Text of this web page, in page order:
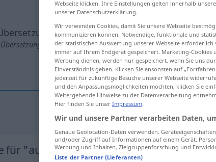
anklicken/antippen)
ausführlich
für "ausführlich"
Webseite klicken. Ihre Einstellungen gelten innerhalb
unserer Datenschutzerklärung.
Wir verwenden Cookies, damit Sie unsere Webseite
kommunizieren können. Notwendige, funktionale und
der statistischen Auswertung unserer Webseite
immer auf Ihrem Endgerät gespeichert. Marketing-
Werbung dienen, werden nur gespeichert, wenn Sie uns
Einverständnis geben. Klicken Sie ansonsten auf
jederzeit für zukünftige Besuche unserer Webseite
und den Anpassungsmöglichkeiten möchten, klicken Sie
Weitergehende Hinweise zu der Datenverarbeitung
Hier finden Sie unser Impressum.
Wir und unsere Partner verarbeiten Daten,
Genaue Geolocation-Daten verwenden.
und/oder Zugriff auf Informationen auf einem Gerät.
Werbung und Inhalten, Zielgruppenforschung und
Liste der Partner (Lieferanten)